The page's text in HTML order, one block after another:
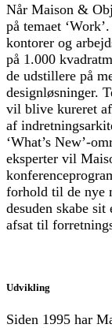
Når Maison &
på temaet
kontorer og
på 1.000
de udstillere på
designløsninger.
vil blive kureret af
af
‘What’s New’-
eksperter vil
forhold til de nye
desuden skabe
afsat til
Udvikling
Siden 1995 har